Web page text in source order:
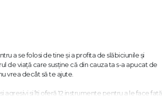
a se folosi de tine și a profita de slăbiciunile și
de viață care susține că din cauza ta s-a apucat de
vrea decât să te ajute.
și îți oferă 12 instrumente pentru a le face față